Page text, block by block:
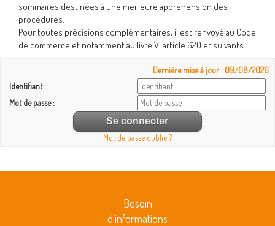
sommaires destinées à une meilleure appréhension des
procédures.
Pour toutes précisions complémentaires, il est renvoyé au Code
de commerce et notamment au livre VI article 620 et suivants.
Dernière mise à jour : 09/08/2026
Identifiant :
Mot de passe :
Mot de passe oublié ?
Besoin
d'informations